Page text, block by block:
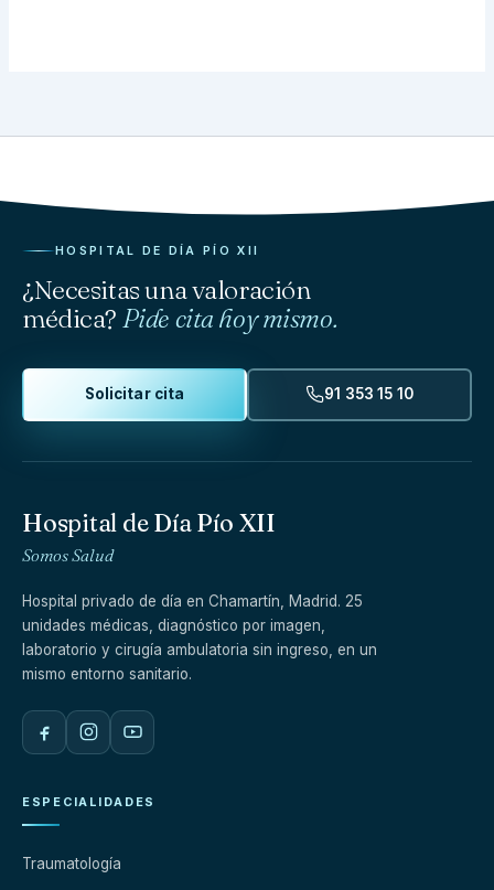
HOSPITAL DE DÍA PÍO XII
¿Necesitas una valoración
médica? Pide cita hoy mismo.
Solicitar cita 91 353 15 10
Hospital de Día Pío XII
Somos Salud
Hospital privado de día en Chamartín, Madrid. 25
unidades médicas, diagnóstico por imagen,
laboratorio y cirugía ambulatoria sin ingreso, en un
mismo entorno sanitario.
ESPECIALIDADES
Traumatología